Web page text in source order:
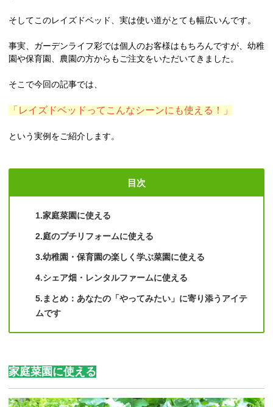
そしてこのレイズドベッド、実は使い道がとても幅広いんです。
事実、ガーデンライフ彩では個人のお客様はもちろんですが、幼稚
園や保育園、農園の方からもご注文をいただいてきました。
そこで今回の記事では、
「レイズドベッドってこんなシーンにも使える！」
という実例をご紹介します。
目次
1.家庭菜園に使える
2.庭のプチリフォームに使える
3.幼稚園・保育園の楽しく学ぶ菜園に使える
4.シェア畑・レンタルファームに使える
5.まとめ：あなたの「やってみたい」に寄り添うアイテ
ムです
家庭菜園に使える